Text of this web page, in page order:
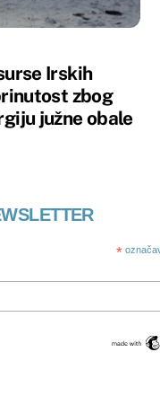
Irskih
zbog
južne obale
*